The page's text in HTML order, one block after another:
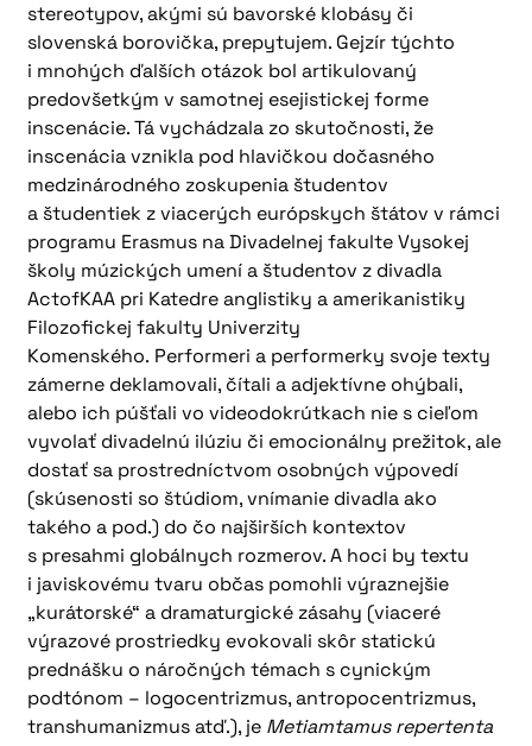
stereotypov, akými sú bavorské klobásy či
slovenská borovička, prepytujem. Gejzír týchto
i mnohých ďalších otázok bol artikulovaný
predovšetkým v samotnej esejistickej forme
inscenácie. Tá vychádzala zo skutočnosti, že
inscenácia vznikla pod hlavičkou dočasného
medzinárodného zoskupenia študentov
a študentiek z viacerých európskych štátov v rámci
programu Erasmus na Divadelnej fakulte Vysokej
školy múzických umení a študentov z divadla
ActofKAA pri Katedre anglistiky a amerikanistiky
Filozofickej fakulty Univerzity
Komenského. Performeri a performerky svoje texty
zámerne deklamovali, čítali a adjektívne ohýbali,
alebo ich púšťali vo videodokrútkach nie s cieľom
vyvolať divadelnú ilúziu či emocionálny prežitok, ale
dostať sa prostredníctvom osobných výpovedí
(skúsenosti so štúdiom, vnímanie divadla ako
takého a pod.) do čo najširších kontextov
s presahmi globálnych rozmerov. A hoci by textu
i javiskovému tvaru občas pomohli výraznejšie
„kurátorské“ a dramaturgické zásahy (viaceré
výrazové prostriedky evokovali skôr statickú
prednášku o náročných témach s cynickým
podtónom – logocentrizmus, antropocentrizmus,
transhumanizmus atď.), je Metiamtamus repertenta